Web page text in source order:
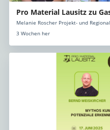
Pro Material Lausitz zu
Melanie Roscher Projekt- und
3 Wochen her